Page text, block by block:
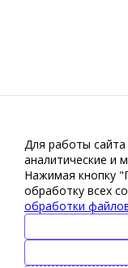
Для работы сайта
аналитические и
Нажимая кнопку
обработку всех
обработки